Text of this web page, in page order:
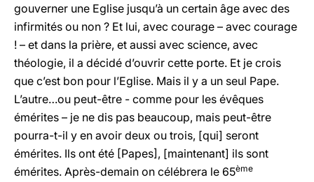
gouverner une Eglise jusqu’à un certain âge avec des
infirmités ou non ? Et lui, avec courage – avec courage
! – et dans la prière, et aussi avec science, avec
théologie, il a décidé d’ouvrir cette porte. Et je crois
que c’est bon pour l’Eglise. Mais il y a un seul Pape.
L’autre…ou peut-être - comme pour les évêques
émérites – je ne dis pas beaucoup, mais peut-être
pourra-t-il y en avoir deux ou trois, [qui] seront
émérites. Ils ont été [Papes], [maintenant] ils sont
émérites. Après-demain on célébrera le 65ème